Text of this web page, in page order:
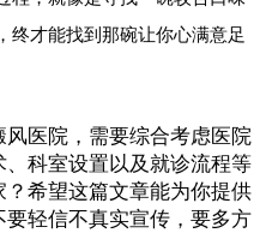
终才能找到那碗让你心满意足
医院，需要综合考虑医院
科室设置以及就诊流程等
希望这篇文章能为你提供
轻信不真实宣传，要多方